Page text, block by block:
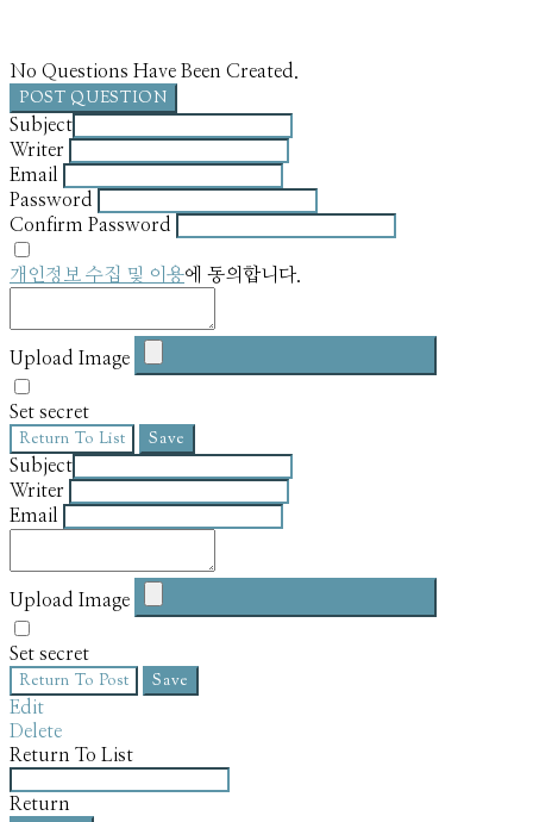
No Questions Have Been Created.
POST QUESTION
Subject
Writer
Email
Password
Confirm Password
개인정보 수집 및 이용에 동의합니다.
Upload Image
Set secret
Return To List Save
Subject
Writer
Email
Upload Image
Set secret
Return To Post Save
Edit
Delete
Return To List
Return